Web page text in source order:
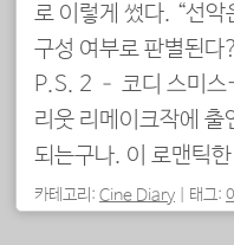
로 이렇게 썼다. “선
구성 여부로 판별된다
P.S. 2 – 코디 스미스-
리웃 리메이크작에 출
되는구나. 이 로맨틱
카테고리: Cine Diary 태그: